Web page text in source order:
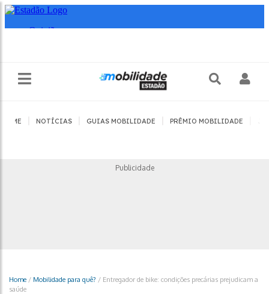
HOME NOTÍCIAS GUIAS MOBILIDADE PRÊMIO MOBILIDADE
Publicidade
Home / Mobilidade para quê? / Entregador de bike: condições precárias prejudicam a
saúde